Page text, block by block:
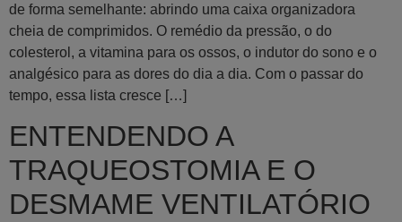
de forma semelhante: abrindo uma caixa organizadora
cheia de comprimidos. O remédio da pressão, o do
colesterol, a vitamina para os ossos, o indutor do sono e o
analgésico para as dores do dia a dia. Com o passar do
tempo, essa lista cresce […]
ENTENDENDO A
TRAQUEOSTOMIA E O
DESMAME VENTILATÓRIO